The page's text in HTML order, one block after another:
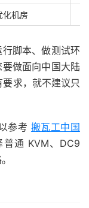
化机房
脚本、做测试环
做面向中国大陆
求，就不建议只
参考 搬瓦工中国
普通 KVM、DC9